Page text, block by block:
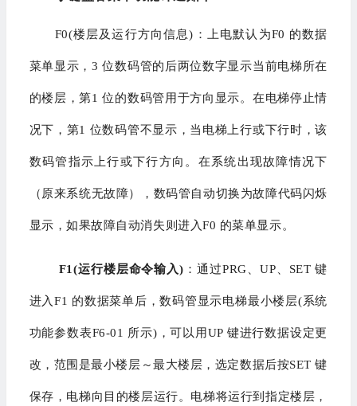
F0(楼层及运行方向信息)：上电默认为F0 的数据
菜单显示，3 位数码管的后两位数字显示当前电梯所在
的楼层，第1 位的数码管用于方向显示。在电梯停止情
况下，第1 位数码管不显示，当电梯上行或下行时，该
数码管指示上行或下行方向。在系统出现故障情况下
（原来系统无故障），数码管自动切换为故障代码闪烁
显示，如果故障自动消失则进入F0 的菜单显示。
F1(运行楼层命令输入) ：通过PRG、UP、SET 键
进入F1 的数据菜单后，数码管显示电梯最小楼层(系统
功能参数表F6-01 所示)，可以用UP 键进行数据设定更
改，范围是最小楼层～最大楼层，选定数据后按SET 键
保存，电梯向目的楼层运行。电梯将运行到指定楼层，